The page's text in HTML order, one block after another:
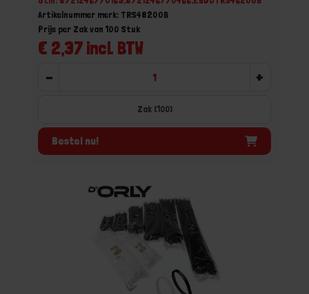
Artikelnummer merk: TRS48200B
€ 2,37 incl. BTW
Prijs per Zak van 100 Stuk
- +
Zak (100)
Bestel nu!